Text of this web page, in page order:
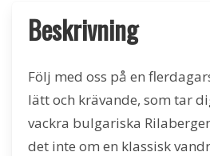
Beskrivning
Följ med oss på en
lätt och krävande, som tar
vackra bulgariska
det inte om en klassisk